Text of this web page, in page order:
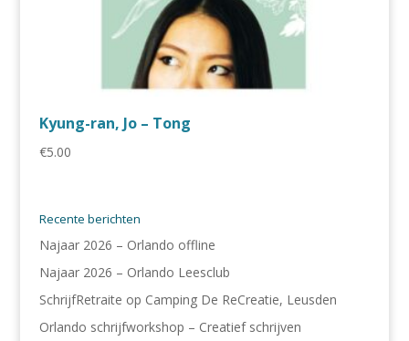
Kyung-ran, Jo – Tong
€5.00
Recente berichten
Najaar 2026 – Orlando offline
Najaar 2026 – Orlando Leesclub
SchrijfRetraite op Camping De ReCreatie, Leusden
Orlando schrijfworkshop – Creatief schrijven